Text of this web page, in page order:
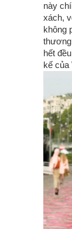
này
xách,
không
thương
hết
kế của